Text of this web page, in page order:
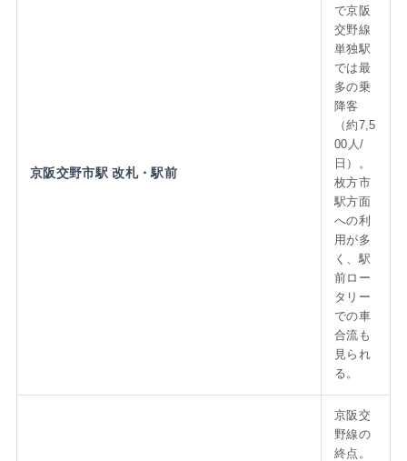
京阪交野市駅 改札・駅前
で京阪
交野線
単独駅
では最
多の乗
降客
（約7,5
00人/
日）。
枚方市
駅方面
への利
用が多
く、駅
前ロー
タリー
での車
合流も
見られ
る。
京阪交
野線の
終点。